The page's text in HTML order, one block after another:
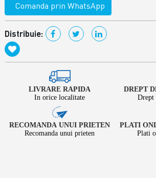
Comanda prin WhatsApp
Distribuie:
LIVRARE RAPIDA
In orice localitate
DREPT
Drept
RECOMANDA UNUI PRIETEN
Recomanda unui prieten
PLATI
Plati